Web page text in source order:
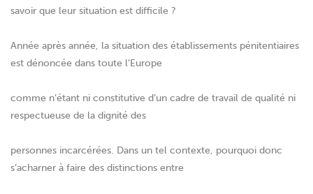
savoir que leur situation est difficile ?
Année après année, la situation des établissements pénitentiaires
est dénoncée dans toute l’Europe
comme n’étant ni constitutive d’un cadre de travail de qualité ni
respectueuse de la dignité des
personnes incarcérées. Dans un tel contexte, pourquoi donc
s’acharner à faire des distinctions entre